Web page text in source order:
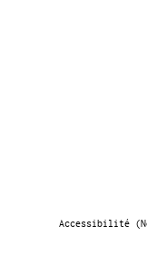
Accessibilité